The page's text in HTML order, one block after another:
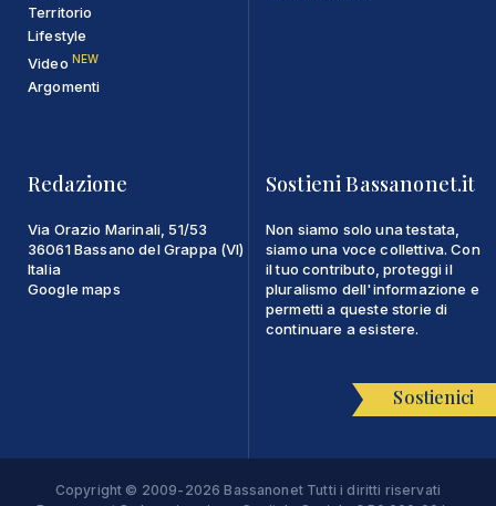
Territorio
Lifestyle
Video NEW
Argomenti
Redazione
Via Orazio Marinali, 51/53
36061 Bassano del Grappa (VI)
Italia
Google maps
Sostieni Bassanonet.it
Non siamo solo una testata,
siamo una voce collettiva. Con
il tuo contributo, proteggi il
pluralismo dell'informazione e
permetti a queste storie di
continuare a esistere.
Sostienici
Copyright © 2009-2026 Bassanonet Tutti i diritti riservati